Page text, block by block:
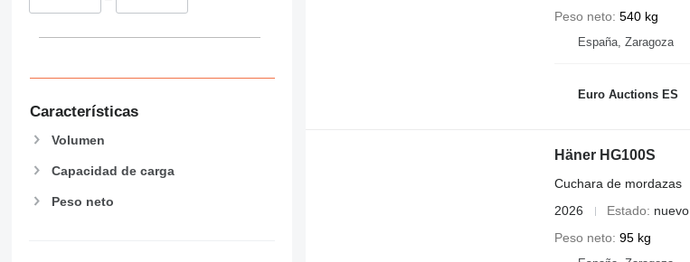
Características
Volumen
Capacidad de carga
Peso neto
Peso neto 540 kg
España, Zaragoza
Euro Auctions ES
Häner HG100S
Cuchara de mordazas
2026
Estado
nuevo
Peso neto 95 kg